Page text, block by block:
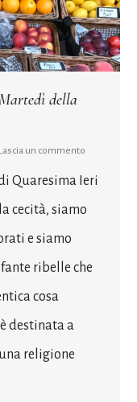
della
Lascia un commento
Quaresima Ieri
cecità, siamo
e siamo
ribelle che
cosa
destinata a
religione